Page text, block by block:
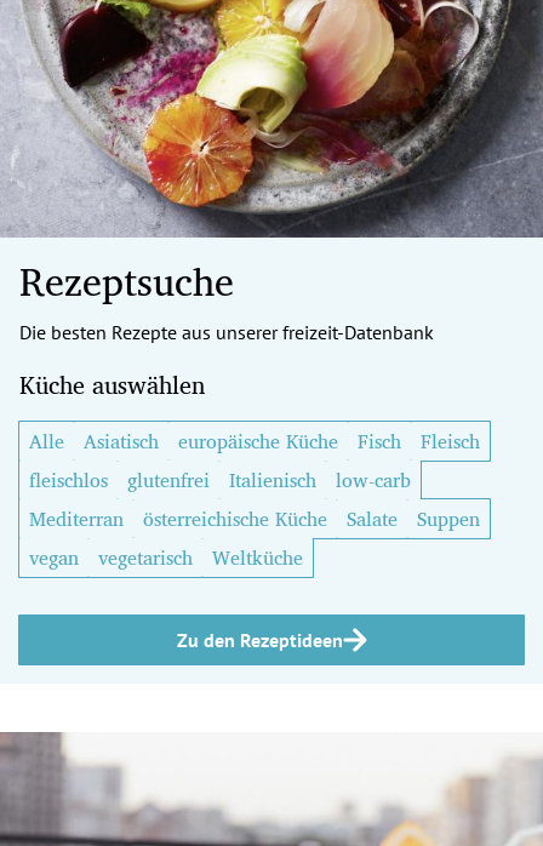
Rezeptsuche
Die besten Rezepte aus unserer freizeit-Datenbank
Küche auswählen
Alle Asiatisch europäische Küche Fisch
Fleisch
fleischlos
glutenfrei Italienisch
low-carb
Mediterran
österreichische Küche Salate
Suppen
vegan
vegetarisch Weltküche
Zu den Rezeptideen